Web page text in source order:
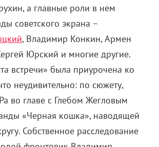
а главные роли в нем
советского экрана –
, Владимир Конкин, Армен
Юрский и многие другие.
встречи» была приурочена ко
неудивительно: по сюжету,
во главе с Глебом Жегловым
«Черная кошка», наводящей
Собственное расследование